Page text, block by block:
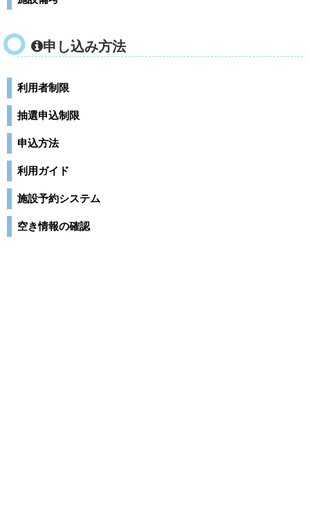
申し込み方法
利用者制限
抽選申込制限
申込方法
利用ガイド
施設予約システム
空き情報の確認